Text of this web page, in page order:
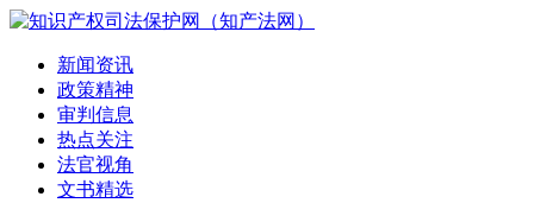
新闻资讯
政策精神
审判信息
热点关注
法官视角
文书精选